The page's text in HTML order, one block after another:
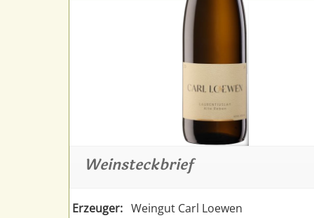
Weinsteckbrief
Erzeuger: Weingut Carl Loewen